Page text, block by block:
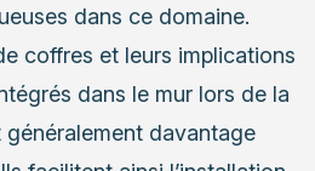
dans ce domaine.
coffres et leurs implications
dans le mur lors de la
davantage